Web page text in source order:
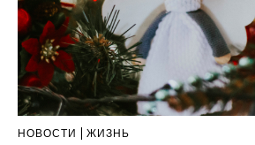
НОВОСТИ ЖИЗНЬ